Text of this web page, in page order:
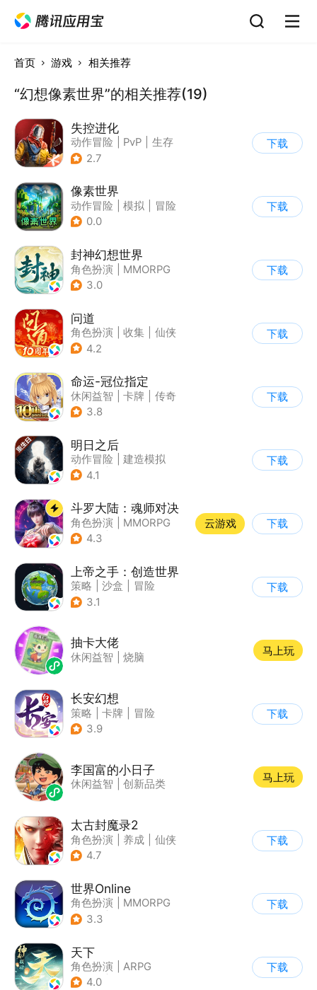
首页 游戏 相关推荐
“幻想像素世界”的相关推荐(19)
失控进化
动作冒险 PvP
生存
| 开放世界
2.7
下载
像素世界
动作冒险 模拟
冒险
| 像素风
0.0
下载
封神幻想世界
角色扮演
MMORPG
| 奇幻
3.0
下载
问道
角色扮演 收集
仙侠
| 宠物
4.2
下载
命运-冠位指定
休闲益智 卡牌
传奇
| 命运
3.8
下载
明日之后
动作冒险
建造模拟
| 丧尸
4.1
下载
斗罗大陆：魂师对决
角色扮演
MMORPG
| 奇幻
4.3
云游戏 下载
上帝之手：创造世界
策略 沙盒
冒险
| 卡通
3.1
下载
抽卡大佬
休闲益智 烧脑
马上玩
长安幻想
策略 卡牌
冒险
| 宠物
3.9
下载
李国富的小日子
休闲益智 创新品类
马上玩
太古封魔录2
角色扮演 养成
仙侠
| 自由交易
4.7
下载
世界Online
角色扮演
MMORPG
| 冒险
3.3
下载
天下
角色扮演
ARPG
| 神话
4.0
下载